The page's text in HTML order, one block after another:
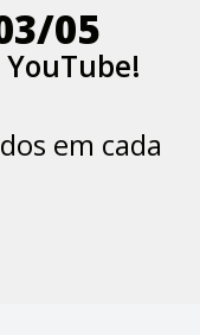
05
em cada